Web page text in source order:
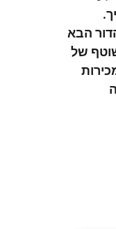
הבא
של